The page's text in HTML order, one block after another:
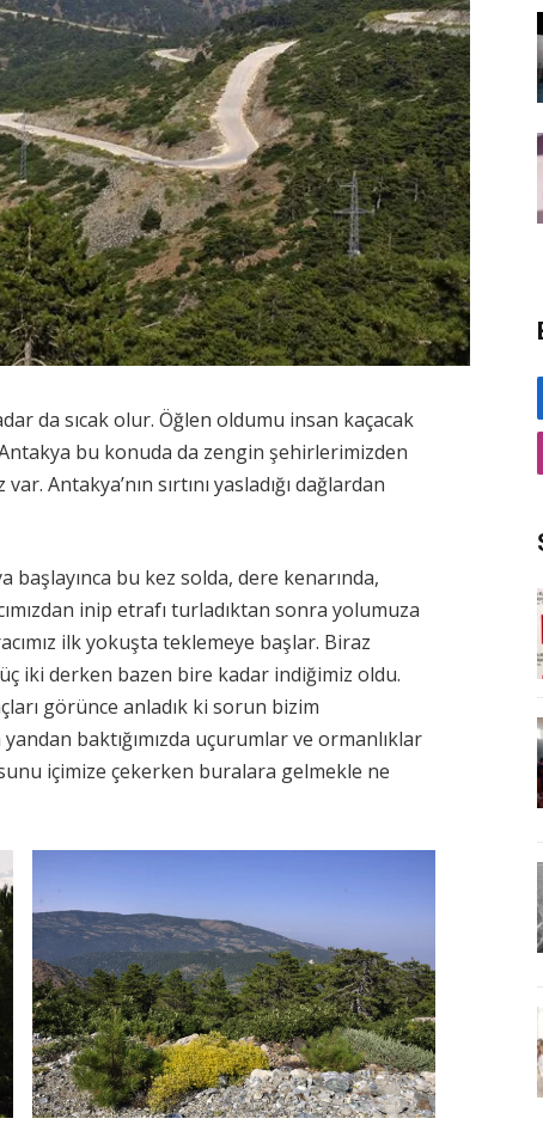
da sıcak olur. Öğlen oldumu insan kaçacak
bu konuda da zengin şehirlerimizden
Antakya’nın sırtını yasladığı dağlardan
başlayınca bu kez solda, dere kenarında,
inip etrafı turladıktan sonra yolumuza
ilk yokuşta teklemeye başlar. Biraz
iki derken bazen bire kadar indiğimiz oldu.
görünce anladık ki sorun bizim
yandan baktığımızda uçurumlar ve ormanlıklar
içimize çekerken buralara gelmekle ne